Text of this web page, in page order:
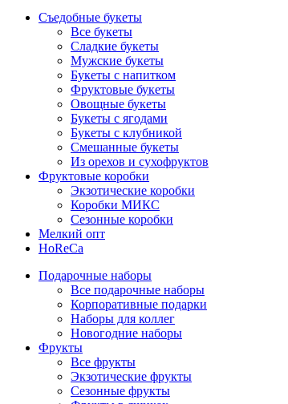
Съедобные букеты
Все букеты
Сладкие букеты
Мужские букеты
Букеты с напитком
Фруктовые букеты
Овощные букеты
Букеты с ягодами
Букеты с клубникой
Смешанные букеты
Из орехов и сухофруктов
Фруктовые коробки
Экзотические коробки
Коробки МИКС
Сезонные коробки
Мелкий опт
HoReCa
Подарочные наборы
Все подарочные наборы
Корпоративные подарки
Наборы для коллег
Новогодние наборы
Фрукты
Все фрукты
Экзотические фрукты
Сезонные фрукты